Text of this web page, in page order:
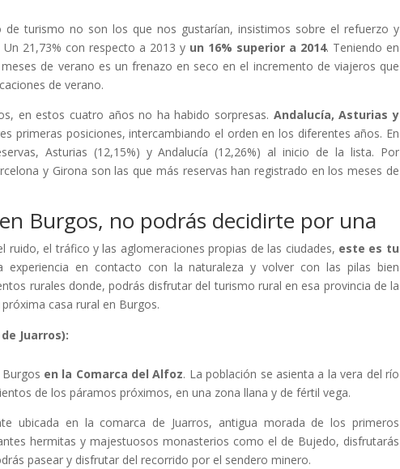
turismo no son los que nos gustarían, insistimos sobre el refuerzo y
21,73% con respecto a 2013 y un 16% superior a 2014. Teniendo en
de verano es un frenazo en seco en el incremento de viajeros que
de verano.
en estos cuatro años no ha habido sorpresas. Andalucía, Asturias y
primeras posiciones, intercambiando el orden en los diferentes años. En
Asturias (12,15%) y Andalucía (12,26%) al inicio de la lista. Por
y Girona son las que más reservas han registrado en los meses de
Burgos, no podrás decidirte por una
ruido, el tráfico y las aglomeraciones propias de las ciudades, este es tu
experiencia en contacto con la naturaleza y volver con las pilas bien
rurales donde, podrás disfrutar del turismo rural en esa provincia de la
casa rural en Burgos.
Juarros):
en la Comarca del Alfoz. La población se asienta a la vera del río
de los páramos próximos, en una zona llana y de fértil vega.
ubicada en la comarca de Juarros, antigua morada de los primeros
hermitas y majestuosos monasterios como el de Bujedo, disfrutarás
pasear y disfrutar del recorrido por el sendero minero.